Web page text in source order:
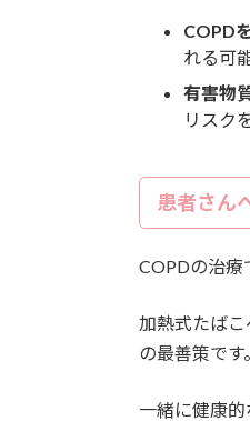
COPD
れる可
有害物
リスク
患者さん
COPDの治療
加熱式たば
の最善策です。
一緒に健康的